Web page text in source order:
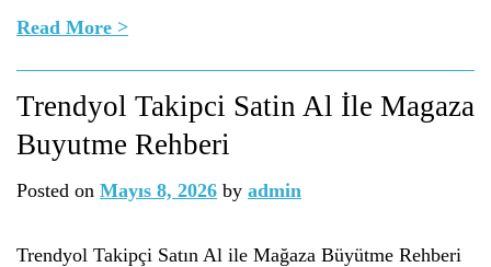
Read More >
Trendyol Takipci Satin Al İle Magaza
Buyutme Rehberi
Posted on Mayıs 8, 2026 by admin
Trendyol Takipçi Satın Al ile Mağaza Büyütme Rehberi